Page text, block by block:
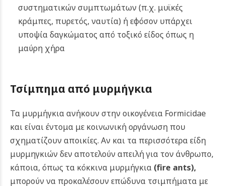
συστηματικών συμπτωμάτων (π.χ. μυϊκές
κράμπες, πυρετός, ναυτία) ή εφόσον υπάρχει
υποψία δαγκώματος από τοξικό είδος όπως η
μαύρη χήρα
Τσίμπημα από μυρμήγκια
Τα μυρμήγκια ανήκουν στην οικογένεια Formicidae
και είναι έντομα με κοινωνική οργάνωση που
σχηματίζουν αποικίες. Αν και τα περισσότερα είδη
μυρμηγκιών δεν αποτελούν απειλή για τον άνθρωπο,
κάποια, όπως τα κόκκινα μυρμήγκια (fire ants),
μπορούν να προκαλέσουν επώδυνα τσιμπήματα με